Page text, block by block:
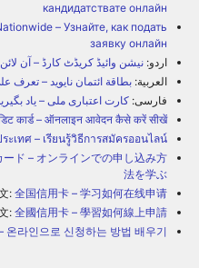
кандидатствате онлайн
– Узнайте, как подать
заявку онлайн
اردو: نیشن وائیڈ کریڈٹ کارڈ – آن
العربية: بطاقة ائتمان نايويد – تعرف
فارسی: کارت اعتباری ملی – یاد
कार्ड – ऑनलाइन आवेदन कैसे करें सीखें
ะเทศ – เรียนรู้วิธีการสมัครออนไลน์
ド – オンラインでの申し込み方
法を学ぶ
: 全国信用卡 – 学习如何在线申请
: 全國信用卡 – 學習如何線上申請
온라인으로 신청하는 방법 배우기